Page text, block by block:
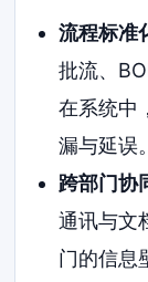
流程标准
批流、
在系统中
漏与延误。
跨部门协
通讯与文
门的信息